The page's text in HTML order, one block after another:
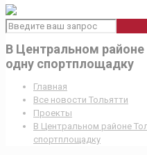
В Центральном
одну спортплощадку
Главная
Все новости Тольятти
Проекты
В Центральном районе
спортплощадку